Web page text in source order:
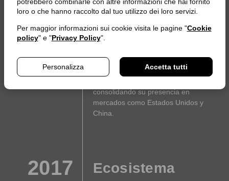
potrebbero combinarle con altre informazioni che hai fornito
loro o che hanno raccolto dal tuo utilizzo dei loro servizi.
Per maggior informazioni sui cookie visita le pagine "Cookie
policy" e "Privacy Policy".
Personalizza Accetta tutti
2019 50° aniversario
FITT celebra su 50° aniversario
introduciendo la Sostenibilidad entre
consolidando su presencia en
mercados como Estados Unidos y
China.
2017
Ecosistema